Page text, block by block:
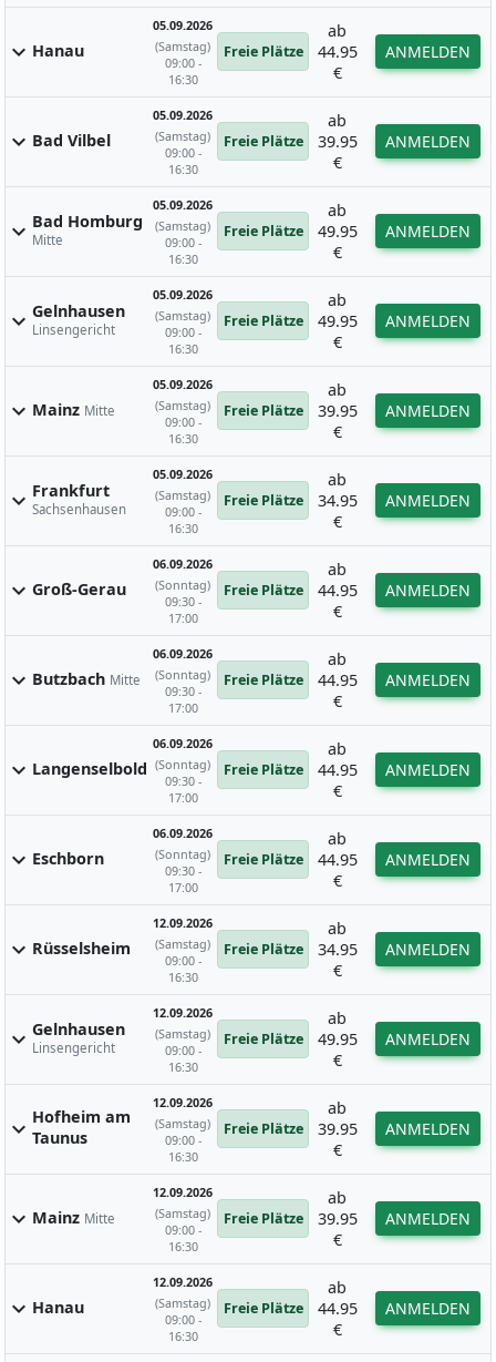
expand_more Hanau
05.09.2026
(Samstag)
09:00 -
16:30
Freie Plätze
ab
44.95
€
ANMELDEN
expand_more Bad Vilbel
05.09.2026
(Samstag)
09:00 -
16:30
Freie Plätze
ab
39.95
€
ANMELDEN
expand_more Bad Homburg
Mitte
05.09.2026
(Samstag)
09:00 -
16:30
Freie Plätze
ab
49.95
€
ANMELDEN
expand_more Gelnhausen
Linsengericht
05.09.2026
(Samstag)
09:00 -
16:30
Freie Plätze
ab
49.95
€
ANMELDEN
expand_more Mainz Mitte
05.09.2026
(Samstag)
09:00 -
16:30
Freie Plätze
ab
39.95
€
ANMELDEN
expand_more Frankfurt
Sachsenhausen
05.09.2026
(Samstag)
09:00 -
16:30
Freie Plätze
ab
34.95
€
ANMELDEN
expand_more Groß-Gerau
06.09.2026
(Sonntag)
09:30 -
17:00
Freie Plätze
ab
44.95
€
ANMELDEN
expand_more Butzbach Mitte
06.09.2026
(Sonntag)
09:30 -
17:00
Freie Plätze
ab
44.95
€
ANMELDEN
expand_more Langenselbold
06.09.2026
(Sonntag)
09:30 -
17:00
Freie Plätze
ab
44.95
€
ANMELDEN
expand_more Eschborn
06.09.2026
(Sonntag)
09:30 -
17:00
Freie Plätze
ab
44.95
€
ANMELDEN
expand_more Rüsselsheim
12.09.2026
(Samstag)
09:00 -
16:30
Freie Plätze
ab
34.95
€
ANMELDEN
expand_more Gelnhausen
Linsengericht
12.09.2026
(Samstag)
09:00 -
16:30
Freie Plätze
ab
49.95
€
ANMELDEN
expand_more Hofheim am
Taunus
12.09.2026
(Samstag)
09:00 -
16:30
Freie Plätze
ab
39.95
€
ANMELDEN
expand_more Mainz Mitte
12.09.2026
(Samstag)
09:00 -
16:30
Freie Plätze
ab
39.95
€
ANMELDEN
expand_more Hanau
12.09.2026
(Samstag)
09:00 -
16:30
Freie Plätze
ab
44.95
€
ANMELDEN